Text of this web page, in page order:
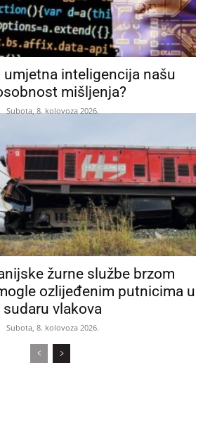
umjetna inteligencija našu
mišljenja?
Subota, 8. kolovoza 2026.
žurne službe brzom
ozlijeđenim putnicima u
sudaru vlakova
Subota, 8. kolovoza 2026.